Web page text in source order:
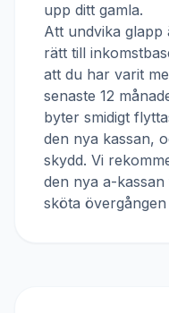
upp ditt gamla.
Att undvika glapp
rätt till
att du har varit
senaste 12
byter smidigt
den nya kassan,
skydd. Vi
den nya a-
sköta